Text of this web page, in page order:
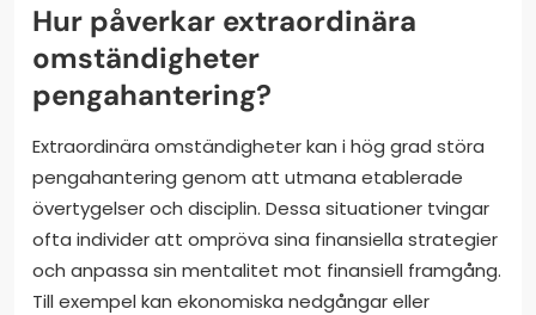
Hur påverkar extraordinära
omständigheter
pengahantering?
Extraordinära omständigheter kan i hög grad störa
pengahantering genom att utmana etablerade
övertygelser och disciplin. Dessa situationer tvingar
ofta individer att ompröva sina finansiella strategier
och anpassa sin mentalitet mot finansiell framgång.
Till exempel kan ekonomiska nedgångar eller